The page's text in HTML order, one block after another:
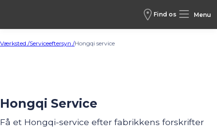
Find os Menu
Værksted /Serviceeftersyn /Hongqi service
Hongqi Service
Få et Hongqi-service efter fabrikkens forskrifter